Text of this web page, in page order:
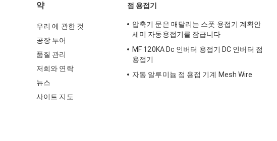
약
우리 에 관한 것
공장 투어
품질 관리
저희와 연락
뉴스
사이트 지도
점 용접기
압축기 문은 매달리는 스폿 용접기 계획안
세미 자동용접기를 잠급니다
MF 120KA Dc 인버터 용접기 DC 인버터 점
용접기
자동 알루미늄 점 용접 기계 Mesh Wire